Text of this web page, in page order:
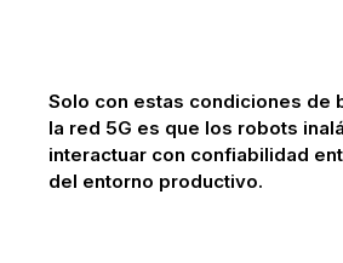
Solo con estas condiciones de
la red 5G es que los robots
interactuar con confiabilidad
del entorno productivo.